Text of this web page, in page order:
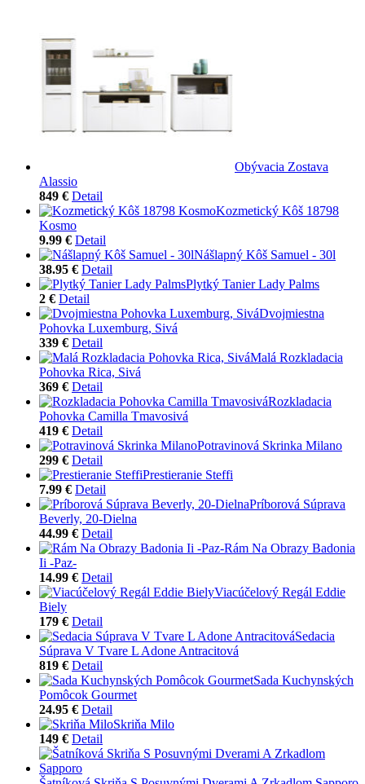
Obývacia Zostava
Alassio
849 € Detail
Kozmetický Kôš 18798
Kosmo
9.99 € Detail
Nášlapný Kôš Samuel - 30l
38.95 € Detail
Plytký Tanier Lady Palms
2 € Detail
Dvojmiestna
Pohovka Luxemburg, Sivá
339 € Detail
Malá Rozkladacia
Pohovka Rica, Sivá
369 € Detail
Rozkladacia
Pohovka Camilla Tmavosivá
419 € Detail
Potravinová Skrinka Milano
299 € Detail
Prestieranie Steffi
7.99 € Detail
Príborová Súprava
Beverly, 20-Dielna
44.99 € Detail
Rám Na Obrazy Badonia
Ii -Paz-
14.99 € Detail
Viacúčelový Regál Eddie
Biely
179 € Detail
Sedacia
Súprava V Tvare L Adone Antracitová
819 € Detail
Sada Kuchynských
Pomôcok Gourmet
24.95 € Detail
Skriňa Milo
149 € Detail